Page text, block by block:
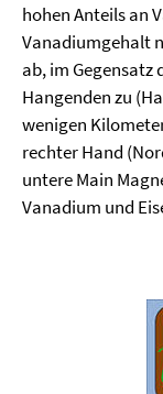
hohen Anteils an
Vanadiumgehalt
ab, im
Hangenden zu
wenigen
rechter Hand
untere Main
Vanadium und